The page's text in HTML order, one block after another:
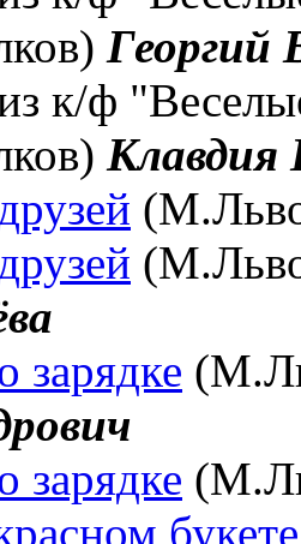
Георгий
к/ф
Клавдия
зарядке
зарядке
букете